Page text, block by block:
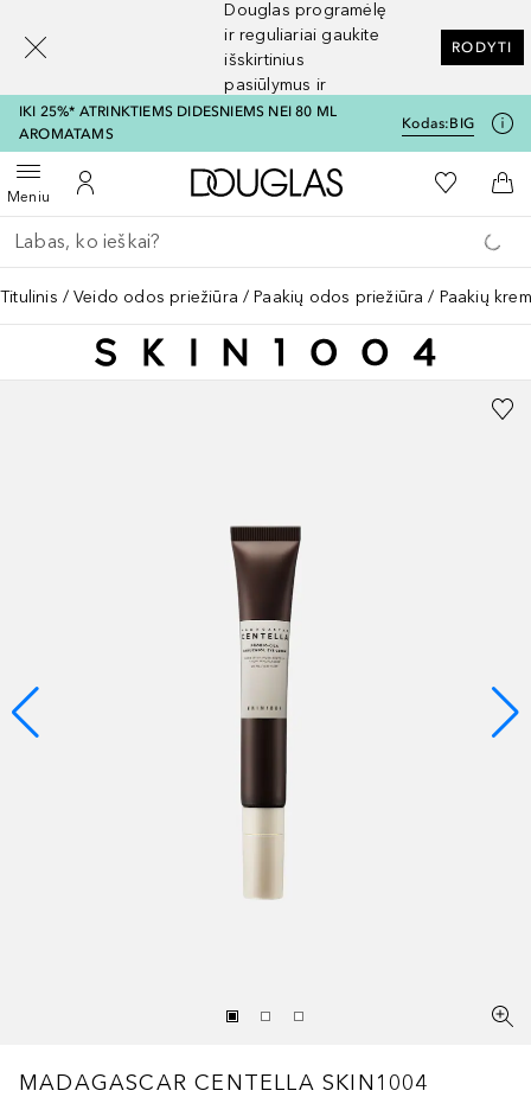
Douglas programėlę
ir reguliariai gaukite
išskirtinius
pasiūlymus ir
nuolaidas
RODYTI
IKI 25%* ATRINKTIEMS DIDESNIEMS NEI 80 ML
AROMATAMS
Kodas:BIG
MeniuAtidaryti meniuĮ mano paskyrą
Į Douglas pagrindinį
Į mano
Į
Grįžk atgal
Vykdykite paiešką
Titulinis Veido odos priežiūra Paakių odos priežiūra Paakių
MADAGASCAR CENTELLA SKIN1004
[navigation.slideout.screenreader]